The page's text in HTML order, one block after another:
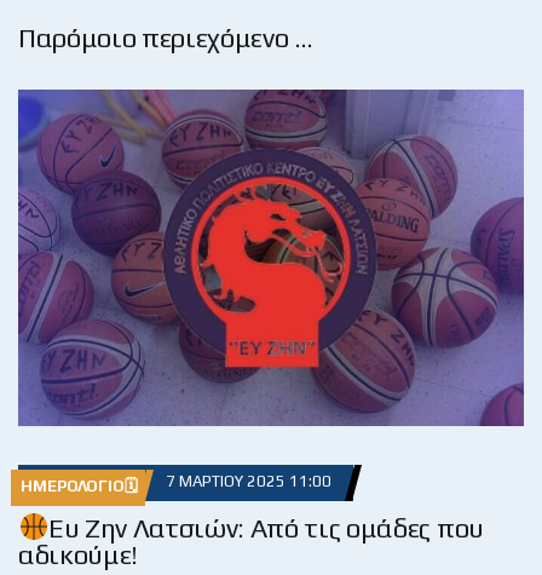
Παρόμοιο περιεχόμενο …
ΗΜΕΡΟΛΌΓΙΟ🗓 7 ΜΑΡΤΊΟΥ 2025 11:00
Ευ Ζην Λατσιών: Από τις ομάδες που
αδικούμε!